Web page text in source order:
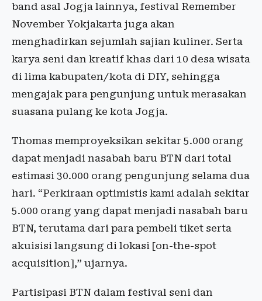
band asal Jogja lainnya, festival Remember
November Yokjakarta juga akan
menghadirkan sejumlah sajian kuliner. Serta
karya seni dan kreatif khas dari 10 desa wisata
di lima kabupaten/kota di DIY, sehingga
mengajak para pengunjung untuk merasakan
suasana pulang ke kota Jogja.
Thomas memproyeksikan sekitar 5.000 orang
dapat menjadi nasabah baru BTN dari total
estimasi 30.000 orang pengunjung selama dua
hari. “Perkiraan optimistis kami adalah sekitar
5.000 orang yang dapat menjadi nasabah baru
BTN, terutama dari para pembeli tiket serta
akuisisi langsung di lokasi [on-the-spot
acquisition],” ujarnya.
Partisipasi BTN dalam festival seni dan